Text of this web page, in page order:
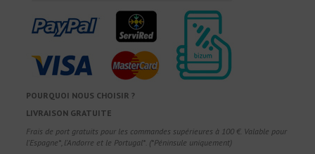
POURQUOI NOUS CHOISIR ?
LIVRAISON GRATUITE
Frais de port gratuits pour les commandes supérieures à 100 €. Valable pour
l'Espagne*, l'Andorre et le Portugal*. (*Péninsule uniquement)